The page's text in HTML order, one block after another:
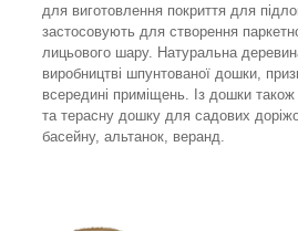
для виготовлення покриття для
застосовують для створення
лицьового шару. Натуральна
виробництві шпунтованої дошки,
всередині приміщень. Із дошки
та терасну дошку для садових
басейну, альтанок, веранд.